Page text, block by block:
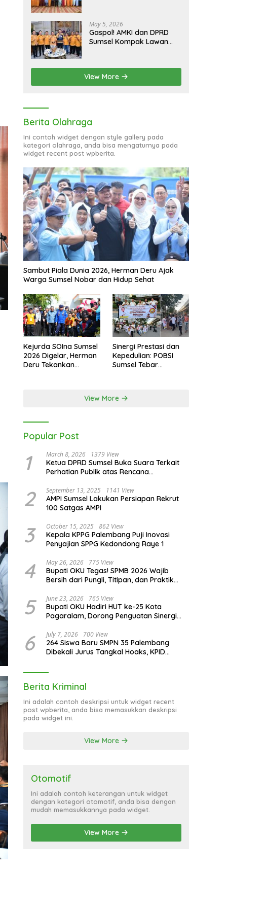
May 5, 2026
Gaspol! AMKI dan DPRD
Sumsel Kompak Lawan
View More
Berita Olahraga
Ini contoh widget dengan style gallery pada
kategori olahraga, anda bisa mengaturnya pada
widget recent post wpberita.
Sambut Piala Dunia 2026, Herman Deru Ajak
Warga Sumsel Nobar dan Hidup Sehat
Kejurda SOIna Sumsel
2026 Digelar, Herman
Deru Tekankan
Sinergi Prestasi dan
Kepedulian: POBSI
Sumsel Tebar
View More
Popular Post
1 March 8, 2026 1379 View
Ketua DPRD Sumsel Buka Suara Terkait
Perhatian Publik atas Rencana
2 September 13, 2025 1141 View
AMPI Sumsel Lakukan Persiapan Rekrut
100 Satgas AMPI
3 October 15, 2025 862 View
Kepala KPPG Palembang Puji Inovasi
Penyajian SPPG Kedondong Raye 1
4 May 26, 2026 775 View
Bupati OKU Tegas! SPMB 2026 Wajib
Bersih dari Pungli, Titipan, dan Praktik
5 June 23, 2026 765 View
Bupati OKU Hadiri HUT ke-25 Kota
Pagaralam, Dorong Penguatan Sinergi
6 July 7, 2026 700 View
264 Siswa Baru SMPN 35 Palembang
Dibekali Jurus Tangkal Hoaks, KPID
Berita Kriminal
Ini adalah contoh deskripsi untuk widget recent
post wpberita, anda bisa memasukkan deskripsi
pada widget ini.
View More
Otomotif
Ini adalah contoh keterangan untuk widget
dengan kategori otomotif, anda bisa dengan
mudah memasukkannya pada widget.
View More